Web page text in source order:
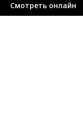
Смотреть онлайн